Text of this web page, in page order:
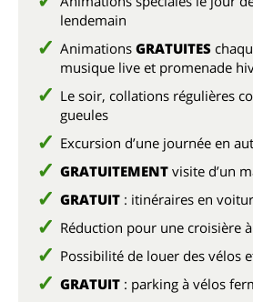
lendemain
Animations GRATUITES
musique live et promenade
Le soir, collations régulières
gueules
Excursion d’une journée en
GRATUITEMENT visite d’un
GRATUIT : itinéraires en
Réduction pour une croisière
Possibilité de louer des vélos
GRATUIT : parking à vélos